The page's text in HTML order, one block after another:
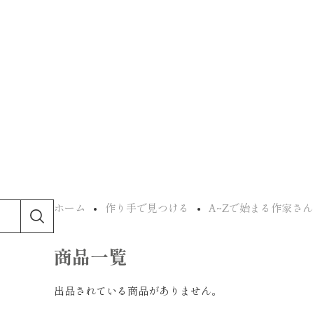
ホーム 作り手で見つける A~Zで始まる作家さん
商品一覧
出品されている商品がありません。